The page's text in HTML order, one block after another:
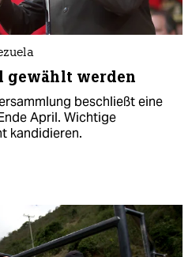
gewählt werden
beschließt eine
April. Wichtige
kandidieren.